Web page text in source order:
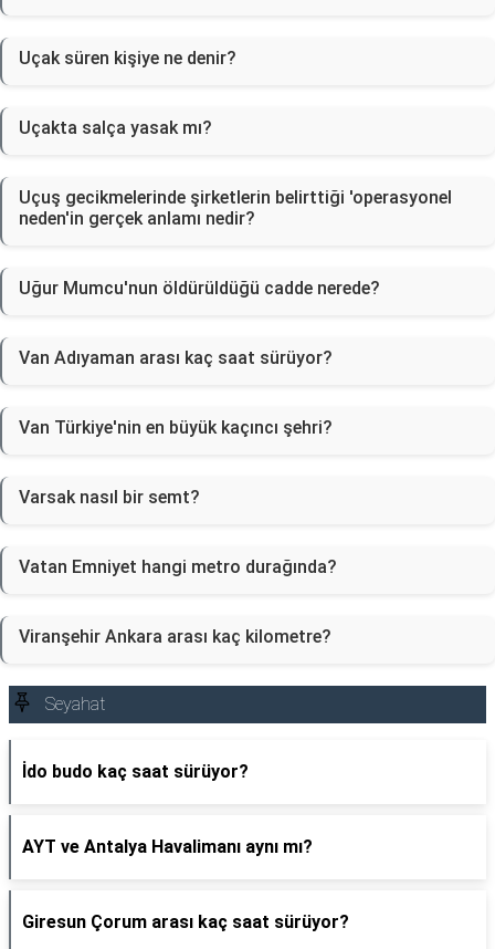
Uçak süren kişiye ne denir?
Uçakta salça yasak mı?
Uçuş gecikmelerinde şirketlerin belirttiği 'operasyonel
neden'in gerçek anlamı nedir?
Uğur Mumcu'nun öldürüldüğü cadde nerede?
Van Adıyaman arası kaç saat sürüyor?
Van Türkiye'nin en büyük kaçıncı şehri?
Varsak nasıl bir semt?
Vatan Emniyet hangi metro durağında?
Viranşehir Ankara arası kaç kilometre?
Seyahat
İdo budo kaç saat sürüyor?
AYT ve Antalya Havalimanı aynı mı?
Giresun Çorum arası kaç saat sürüyor?